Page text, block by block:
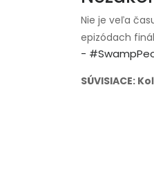
Nie je veľa
epizódach
-
SÚVISIACE: